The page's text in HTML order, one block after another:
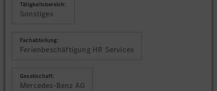
Tätigkeitsbereich:
Sonstiges
Fachabteilung:
Ferienbeschäftigung HR Services
Gesellschaft:
Mercedes-Benz AG